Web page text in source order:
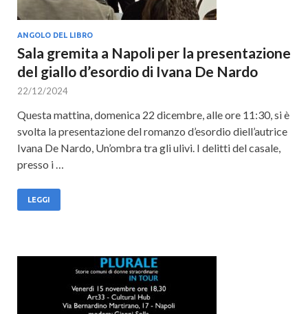
ANGOLO DEL LIBRO
Sala gremita a Napoli per la presentazione
del giallo d’esordio di Ivana De Nardo
22/12/2024
Questa mattina, domenica 22 dicembre, alle ore 11:30, si è
svolta la presentazione del romanzo d’esordio dìell’autrice
Ivana De Nardo, Un’ombra tra gli ulivi. I delitti del casale,
presso i …
LEGGI